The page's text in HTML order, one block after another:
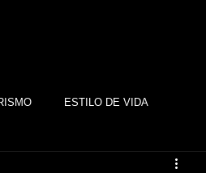
ESTILO DE VIDA